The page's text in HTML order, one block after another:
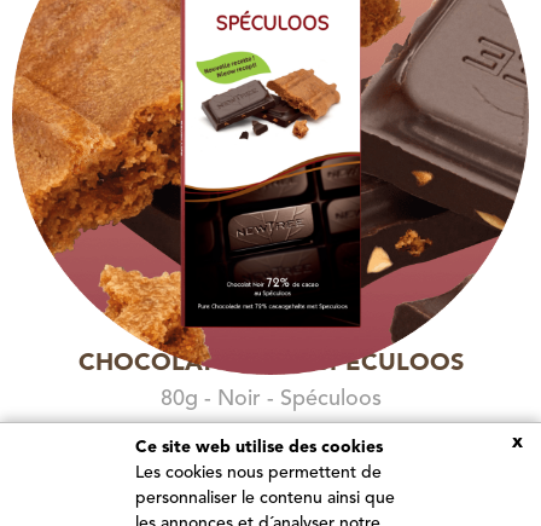
CHOCOLAT NOIR & SPÉCULOOS
80g - Noir - Spéculoos
4.90 €
Ajouter au panier
x
Ce site web utilise des cookies
Les cookies nous permettent de
personnaliser le contenu ainsi que